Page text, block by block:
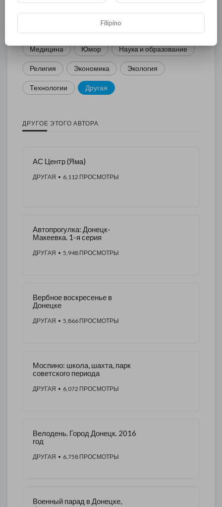
Медицина Юмор Наука и образование
Религия Экономика Экология
Технологии Другая
ДРУГОЕ ЭТОГО АВТОРА
АС Центр (Яма)
ДРУГАЯ • 6,112 ПРОСМОТРЫ
Автопрогулка: Донецк-
Макеевка. 1-я серия
ДРУГАЯ • 5,948 ПРОСМОТРЫ
Вербное воскресенье в
Донецке
ДРУГАЯ • 5,866 ПРОСМОТРЫ
Моспино: школа, шахта, парк
советского периода
ДРУГАЯ • 6,072 ПРОСМОТРЫ
Велодень. Город Донецк. 2016
год
ДРУГАЯ • 6,758 ПРОСМОТРЫ
Военный парад в Донецке,
Filipino